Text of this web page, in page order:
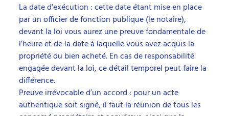
La date d’exécution : cette date étant mise en place
par un officier de fonction publique (le notaire),
devant la loi vous aurez une preuve fondamentale de
l’heure et de la date à laquelle vous avez acquis la
propriété du bien acheté. En cas de responsabilité
engagée devant la loi, ce détail temporel peut faire la
différence.
Preuve irrévocable d’un accord : pour un acte
authentique soit signé, il faut la réunion de tous les